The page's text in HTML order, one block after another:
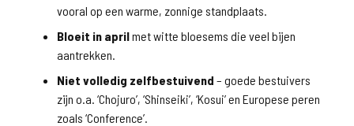
vooral op een warme, zonnige standplaats.
Bloeit in aprilmet witte bloesems die veel bijen
aantrekken.
Niet volledig zelfbestuivend – goede bestuivers
zijn o.a. ‘Chojuro’, ‘Shinseiki’, ‘Kosui’ en Europese peren
zoals ‘Conference’.